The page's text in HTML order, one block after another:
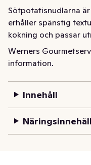
Sötpotatisnudlarna
erhåller spänstig
kokning och passar
Werners
information.
Innehåll
Näringsinnehåll